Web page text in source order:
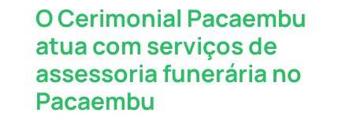
O Cerimonial Pacaembu
atua com serviços de
assessoria funerária no
Pacaembu